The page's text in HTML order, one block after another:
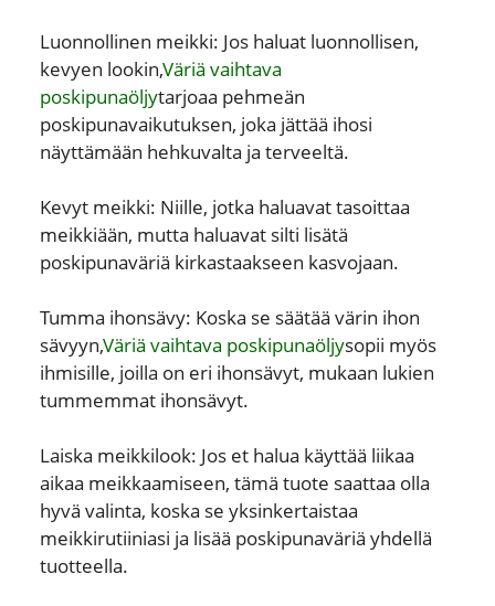
Luonnollinen meikki: Jos haluat luonnollisen,
kevyen lookin,Väriä vaihtava
poskipunaöljytarjoaa pehmeän
poskipunavaikutuksen, joka jättää ihosi
näyttämään hehkuvalta ja terveeltä.
Kevyt meikki: Niille, jotka haluavat tasoittaa
meikkiään, mutta haluavat silti lisätä
poskipunaväriä kirkastaakseen kasvojaan.
Tumma ihonsävy: Koska se säätää värin ihon
sävyyn,Väriä vaihtava poskipunaöljysopii myös
ihmisille, joilla on eri ihonsävyt, mukaan lukien
tummemmat ihonsävyt.
Laiska meikkilook: Jos et halua käyttää liikaa
aikaa meikkaamiseen, tämä tuote saattaa olla
hyvä valinta, koska se yksinkertaistaa
meikkirutiiniasi ja lisää poskipunaväriä yhdellä
tuotteella.